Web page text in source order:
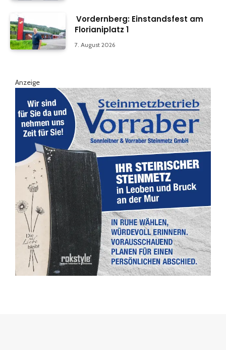
Vordernberg: Einstandsfest am
Florianiplatz 1
7. August 2026
Anzeige